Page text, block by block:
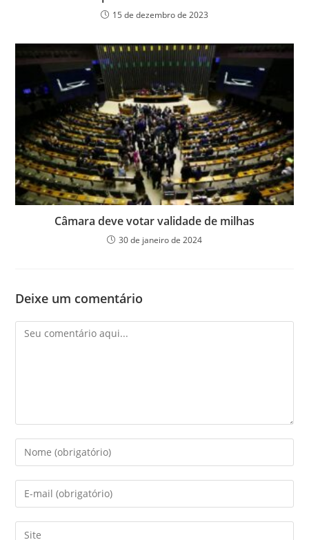
15 de dezembro de 2023
Câmara deve votar validade de milhas
30 de janeiro de 2024
Deixe um comentário